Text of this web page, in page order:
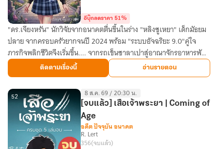
หลิง
ซู
เหยา
ทะลุ
มิติ
พร้อม
ระบบ
อัจฉริยะ
9.0
อีบุ๊กลดราคา 51%
"ดร.เจียงหรัน" นักวิจัยจากอนาคตตื่นขึ้นในร่าง "หลิงซูเหยา" เด็กมัธยม
ปลาย จากครอบครัวยากจนปี 2024 พร้อม "ระบบอัจฉริยะ 9.0"คู่ใจ
ภารกิจพลิกชีวิตจึงเริ่มขึ้น.... จากรถเข็นซาลาเปาสู่อาณาจักรอาหารพัน
ล้าน
ติดตามเรื่องนี้ อ่านรายตอน
52 8 ส.ค. 69 / 20:30 น.
[จบแล้ว] เสือเจ้าพระยา | Coming of
Age
อดีต ปัจจุบัน อนาคต
R. Lert
356(จบแล้ว)